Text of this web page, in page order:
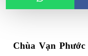
Chùa Vạn Phước